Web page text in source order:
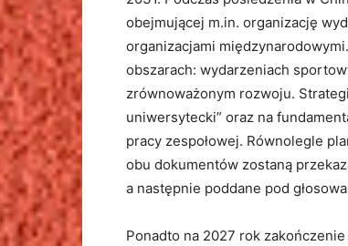
obejmującej m.in. organizację
organizacjami
obszarach: wydarzeniach
zrównoważonym rozwoju.
uniwersytecki” oraz na
pracy zespołowej. Równolegle
obu dokumentów zostaną
a następnie poddane pod
Ponadto na 2027 rok